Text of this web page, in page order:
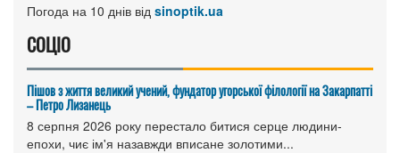
Погода на 10 днів від sinoptik.ua
СОЦІО
Пішов з життя великий учений, фундатор угорської філології на Закарпатті
– Петро Лизанець
8 серпня 2026 року перестало битися серце людини-
епохи, чиє ім'я назавжди вписане золотими...